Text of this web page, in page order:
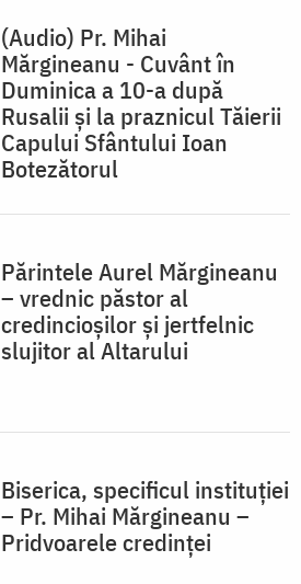
(Audio) Pr. Mihai
Mărgineanu - Cuvânt în
Duminica a 10-a după
Rusalii și la praznicul Tăierii
Capului Sfântului Ioan
Botezătorul
Părintele Aurel Mărgineanu
– vrednic păstor al
credincioșilor și jertfelnic
slujitor al Altarului
Biserica, specificul instituției
– Pr. Mihai Mărgineanu –
Pridvoarele credinței